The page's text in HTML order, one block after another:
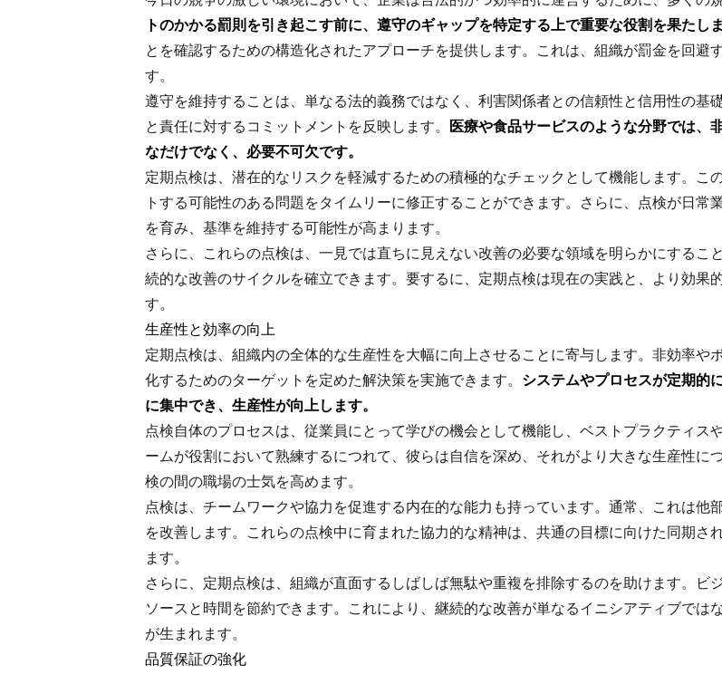
トのかかる罰則を引き起こす前に、遵守のギャップを特定する上で重要な役割を果たしま
とを確認するための構造化されたアプローチを提供します。これは、組織が罰金を回避
す。
遵守を維持することは、単なる法的義務ではなく、利害関係者との信頼性と信用性の基
と責任に対するコミットメントを反映します。 医療や食品サービスのような分野では、
なだけでなく、必要不可欠です。
定期点検は、潜在的なリスクを軽減するための積極的なチェックとして機能します。こ
トする可能性のある問題をタイムリーに修正することができます。さらに、点検が日
を育み、基準を維持する可能性が高まります。
さらに、これらの点検は、一見では直ちに見えない改善の必要な領域を明らかにする
続的な改善のサイクルを確立できます。要するに、定期点検は現在の実践と、より効果
す。
生産性と効率の向上
定期点検は、組織内の全体的な生産性を大幅に向上させることに寄与します。非効率や
化するためのターゲットを定めた解決策を実施できます。 システムやプロセスが定期的
に集中でき、生産性が向上します。
点検自体のプロセスは、従業員にとって学びの機会として機能し、ベストプラクティ
ームが役割において熟練するにつれて、彼らは自信を深め、それがより大きな生産性に
検の間の職場の士気を高めます。
点検は、チームワークや協力を促進する内在的な能力も持っています。通常、これは
を改善します。これらの点検中に育まれた協力的な精神は、共通の目標に向けた同期さ
ます。
さらに、定期点検は、組織が直面するしばしば無駄や重複を排除するのを助けます。ビ
ソースと時間を節約できます。これにより、継続的な改善が単なるイニシアティブで
が生まれます。
品質保証の強化